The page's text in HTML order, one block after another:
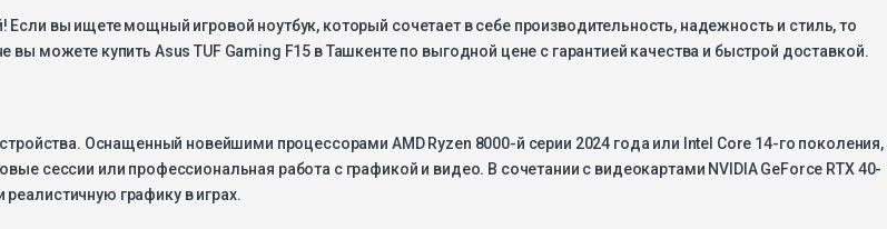
Если вы ищете мощный игровой ноутбук, который сочетает в себе производительность, надежность и стиль, то
можете купить Asus TUF Gaming F15 в Ташкенте по выгодной цене с гарантией качества и быстрой доставкой.
Оснащенный новейшими процессорами AMD Ryzen 8000-й серии 2024 года или Intel Core 14-го поколения,
сессии или профессиональная работа с графикой и видео. В сочетании с видеокартами NVIDIA GeForce RTX 40-
графику в играх.